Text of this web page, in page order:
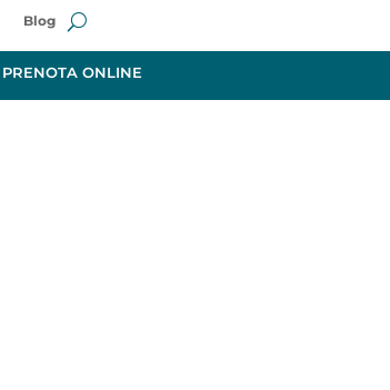
Blog
PRENOTA ONLINE